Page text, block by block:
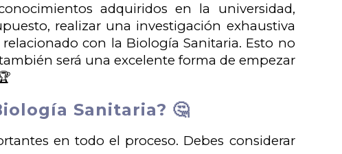
adquiridos en la universidad,
realizar una investigación exhaustiva
con la Biología Sanitaria. Esto no
será una excelente forma de empezar
Sanitaria? 🤔
en todo el proceso. Debes considerar